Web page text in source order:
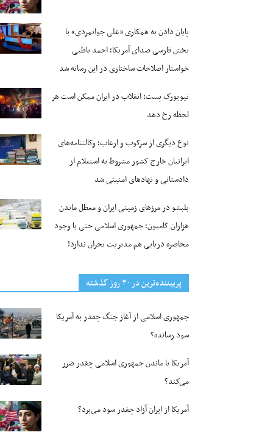
پایان دادن به همکاری «علی جوانمردی» با
بخش فارسی صدای آمریکا؛ احمد باطبی
خواستار اصلاحات ساختاری در این رسانه شد
نیویورک پست: انقلاب در ایران ممکن است هر
لحظه رخ دهد
نوع دیگری از سرکوب و ارعاب؛ وکالتنامه‌های
ایرانیان خارج کشور مشروط به استعلام از
دادستانی و نهادهای امنیتی شد
بلبشو در مرزهای زمینی ایران و معطل ماندن
هزاران کامیون؛ جمهوری اسلامی حتی با وجود
محاصره دریایی هم مدیریت بحران ندارد!
پربیننده‌ترین‌ در ۳۰ روز گذشته
جمهوری اسلامی از آغاز جنگ چقدر به آمریکا
سود رسانده؟
آمریکا با ماندن جمهوری اسلامی چقدر ضرر
می‌کند؟
آمریکا از ایران آزاد چقدر سود می‌برد؟